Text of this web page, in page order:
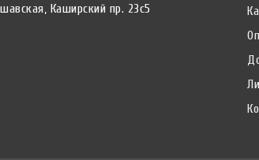
Каширский пр. 23с5